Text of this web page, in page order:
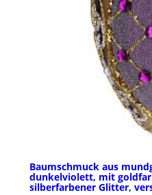
Baumschmuck aus
dunkelviolett, mit
silberfarbener Glitter,